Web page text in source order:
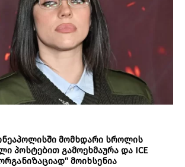
მომხდარი სროლის
პოსტებით გამოეხმაურა და ICE
მოიხსენია